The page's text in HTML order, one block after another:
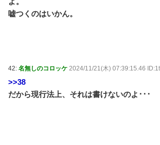
ご近所の可愛くていい子だったAちゃん
髪・露出で帰省→家庭内で大騒動の後、
めアンテナ (8/5 19:00)
Powered by livedoor 相互RSS
嘘つくのはいかん。
42: 名無しのコロッケ 2024/11/21(木) 07:39:15.46
>>38
だから現行法上、それは書けないのよ･･･